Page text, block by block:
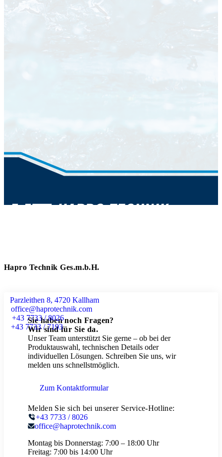
Hapro Technik Ges.m.b.H.
Parzleithen 8, 4720 Kallham
office@haprotechnik.com
+43 7733 / 8026
+43 7733 / 7193
Sie haben noch Fragen?
Wir sind für Sie da.
Unser Team unterstützt Sie gerne – ob bei der
Produktauswahl, technischen Details oder
individuellen Lösungen. Schreiben Sie uns, wir
melden uns schnellstmöglich.
Zum Kontaktformular
Melden Sie sich bei unserer Service-Hotline:
+43 7733 / 8026
office@haprotechnik.com
Montag bis Donnerstag: 7:00 – 18:00 Uhr
Freitag: 7:00 bis 14:00 Uhr